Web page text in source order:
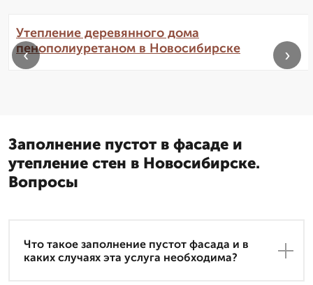
Утепление деревянного дома
пенополиуретаном в Новосибирске
‹ ›
Заполнение пустот в фасаде и
утепление стен в Новосибирске.
Вопросы
Что такое заполнение пустот фасада и в
каких случаях эта услуга необходима?